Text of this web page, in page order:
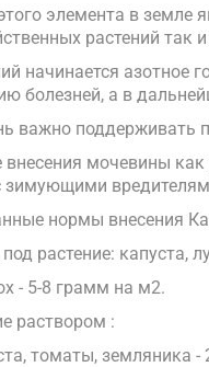
элемента в земле
растений так
начинается азотное
болезней, а в
важно поддерживать
мочевины
зимующими
нормы внесения
растение: капуста,
- 5-8 грамм на м2.
раствором :
томаты, земляника -